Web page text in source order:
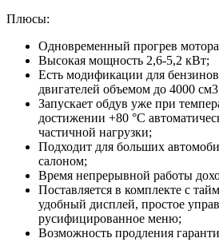
Плюсы:
Одновременный прогрев мотора
Высокая мощность 2,6-5,2 кВт;
Есть модификации для
двигателей объемом до 4000
Запускает обдув уже при
достижении +80 °С
частичной нагрузки;
Подходит для больших
салоном;
Время непрерывной работы
Поставляется в комплекте с
удобный дисплей, простое
русифицированное меню;
Возможность продления